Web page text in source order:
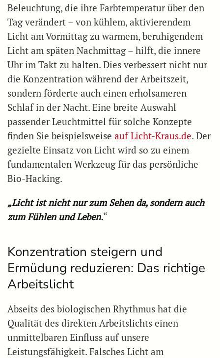
Beleuchtung, die ihre Farbtemperatur über den
Tag verändert – von kühlem, aktivierendem
Licht am Vormittag zu warmem, beruhigendem
Licht am späten Nachmittag – hilft, die innere
Uhr im Takt zu halten. Dies verbessert nicht nur
die Konzentration während der Arbeitszeit,
sondern förderte auch einen erholsameren
Schlaf in der Nacht. Eine breite Auswahl
passender Leuchtmittel für solche Konzepte
finden Sie beispielsweise auf Licht-Kraus.de. Der
gezielte Einsatz von Licht wird so zu einem
fundamentalen Werkzeug für das persönliche
Bio-Hacking.
„Licht ist nicht nur zum Sehen da, sondern auch
zum Fühlen und Leben.“
Konzentration steigern und
Ermüdung reduzieren: Das richtige
Arbeitslicht
Abseits des biologischen Rhythmus hat die
Qualität des direkten Arbeitslichts einen
unmittelbaren Einfluss auf unsere
Leistungsfähigkeit. Falsches Licht am